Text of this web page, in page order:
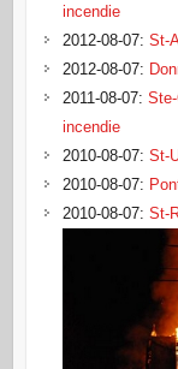
incendie
2012-08-07: St-
2012-08-07:
2011-08-07:
incendie
2010-08-07: St-
2010-08-07:
2010-08-07: St-